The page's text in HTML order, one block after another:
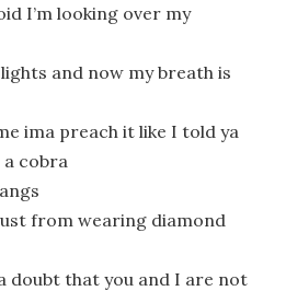
I’m looking over my
and now my breath is
ima preach it like I told ya
a cobra
from wearing diamond
doubt that you and I are not